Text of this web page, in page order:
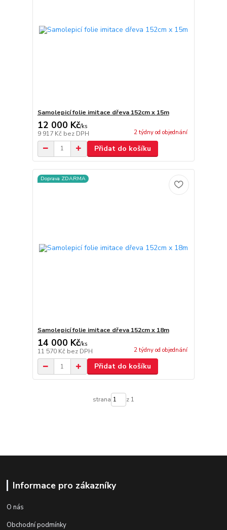
Samolepicí folie imitace dřeva 152cm x 15m
12 000 Kč/ks
9 917 Kč bez DPH 2 týdny od objednání
Přidat do košíku
Doprava ZDARMA
Samolepicí folie imitace dřeva 152cm x 18m
14 000 Kč/ks
11 570 Kč bez DPH 2 týdny od objednání
Přidat do košíku
strana z 1
Informace pro zákazníky
O nás
Obchodní podmínky